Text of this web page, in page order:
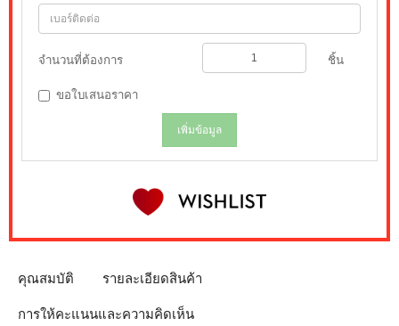
จำนวนที่ต้องการ ชิ้น
ขอใบเสนอราคา
เพิ่มข้อมูล
คุณสมบัติ รายละเอียดสินค้า
การให้คะแนนและความคิดเห็น